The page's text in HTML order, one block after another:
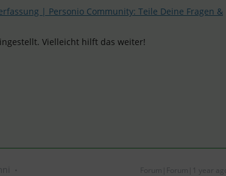
| Personio Community: Teile Deine Fragen &
Vielleicht hilft das weiter!
Forum|Forum|1 year ago